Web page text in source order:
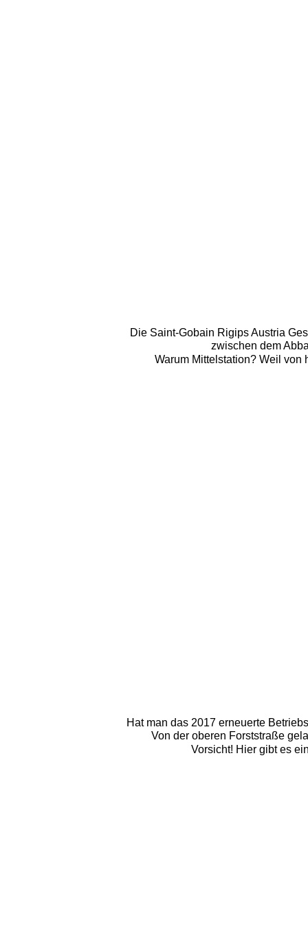
Die Saint-Gobain Rigips Austria
zwischen dem
Warum Mittelstation? Weil
Hat man das 2017 erneuerte
Von der oberen Forststraße
Vorsicht! Hier gibt es